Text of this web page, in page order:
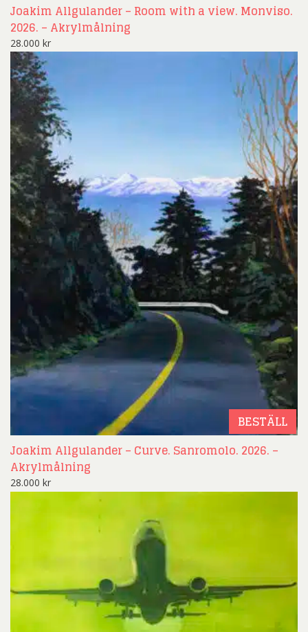
Joakim Allgulander – Room with a view. Monviso.
2026. – Akrylmålning
28.000 kr
BESTÄLL
Joakim Allgulander – Curve. Sanromolo. 2026. –
Akrylmålning
28.000 kr